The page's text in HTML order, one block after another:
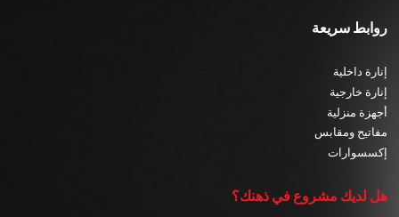
روابط سريعة
إنارة داخلية
إنارة خارجية
أجهزة منزلية
مفاتيح ومقابس
إكسسوارات
هل لديك مشروع في ذهنك؟